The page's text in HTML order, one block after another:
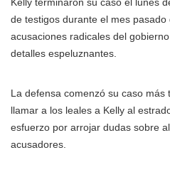
de testigos durante el mes
acusaciones radicales del
detalles espeluznantes.
La defensa comenzó su caso
llamar a los leales a Kelly al
esfuerzo por arrojar dudas sobre
acusadores.